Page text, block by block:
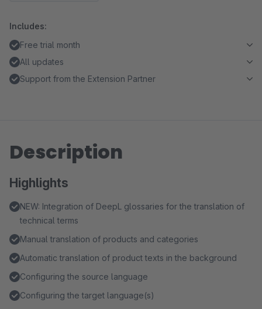
Includes:
Free trial month
All updates
Support from the Extension Partner
Description
Highlights
NEW: Integration of DeepL glossaries for the translation of
technical terms
Manual translation of products and categories
Automatic translation of product texts in the background
Configuring the source language
Configuring the target language(s)